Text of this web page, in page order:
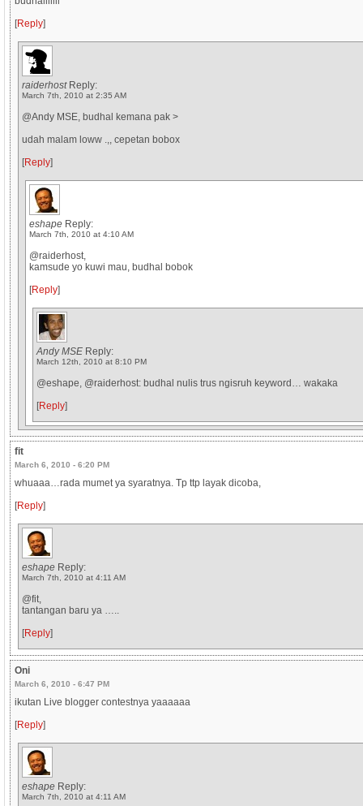
[Reply]
raiderhostReply:
March 7th, 2010 at 2:35 AM
@Andy MSE, budhal kemana pak >
udah malam loww .,, cepetan bobox
[Reply]
eshape Reply:
March 7th, 2010 at 4:10 AM
@raiderhost,
kamsude yo kuwi mau, budhal bobok
[Reply]
Andy MSE Reply:
March 12th, 2010 at 8:10 PM
@eshape, @raiderhost: budhal nulis trus ngisruh keyword… wakaka
[Reply]
fit
March 6, 2010 - 6:20 PM
whuaaa…rada mumet ya syaratnya. Tp ttp layak dicoba,
[Reply]
eshape Reply:
March 7th, 2010 at 4:11 AM
@fit,
tantangan baru ya …..
[Reply]
Oni
March 6, 2010 - 6:47 PM
ikutan Live blogger contestnya yaaaaaa
[Reply]
eshape Reply:
March 7th, 2010 at 4:11 AM